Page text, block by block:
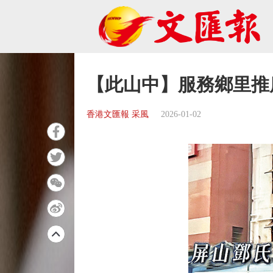
【此山中】服務鄉里
香港文匯報 采風 2026-01-02